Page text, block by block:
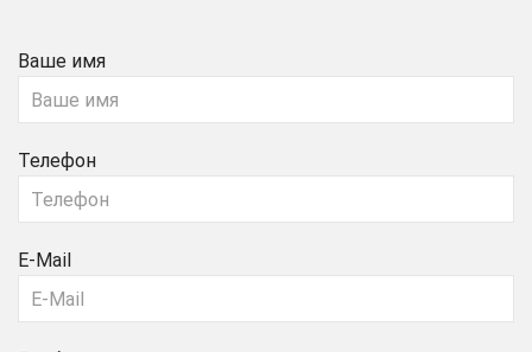
Ваше имя
Телефон
E-Mail